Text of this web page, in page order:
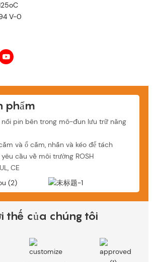
V-0
phẩm
nối pin bên trong mô-đun lưu trữ năng
và ổ cắm, nhấn và kéo để tách
cầu về môi trường ROSH
CE
thế của chúng tôi